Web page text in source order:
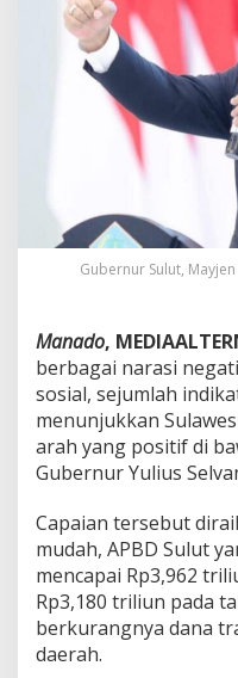
B
u
z
e
s
i
G
u
b
e
r
n
r
S
u
l
u
t
Gubernur Sulut, Mayjen
Manado,
berbagai narasi
sosial, sejumlah
menunjukkan
arah yang positif di
Gubernur Yulius
Capaian tersebut
mudah, APBD Sulut
mencapai Rp3,962
Rp3,180 triliun pada
berkurangnya dana
daerah.